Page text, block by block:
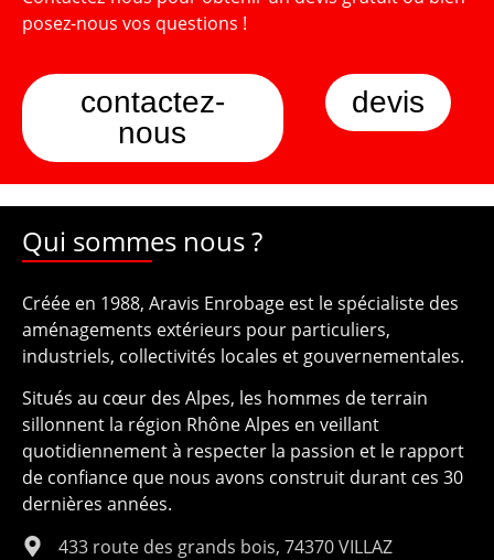
posez-nous vos questions !
contactez-
nous
devis
Qui sommes nous ?
Créée en 1988, Aravis Enrobage est le spécialiste des
aménagements extérieurs pour particuliers,
industriels, collectivités locales et gouvernementales.
Situés au cœur des Alpes, les hommes de terrain
sillonnent la région Rhône Alpes en veillant
quotidiennement à respecter la passion et le rapport
de confiance que nous avons construit durant ces 30
dernières années.
433 route des grands bois, 74370 VILLAZ